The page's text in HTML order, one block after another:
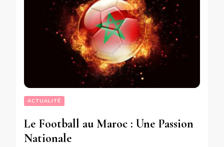
ACTUALITÉ
Le Football au Maroc : Une Passion
Nationale